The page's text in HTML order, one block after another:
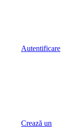
Autentificare
Crează un